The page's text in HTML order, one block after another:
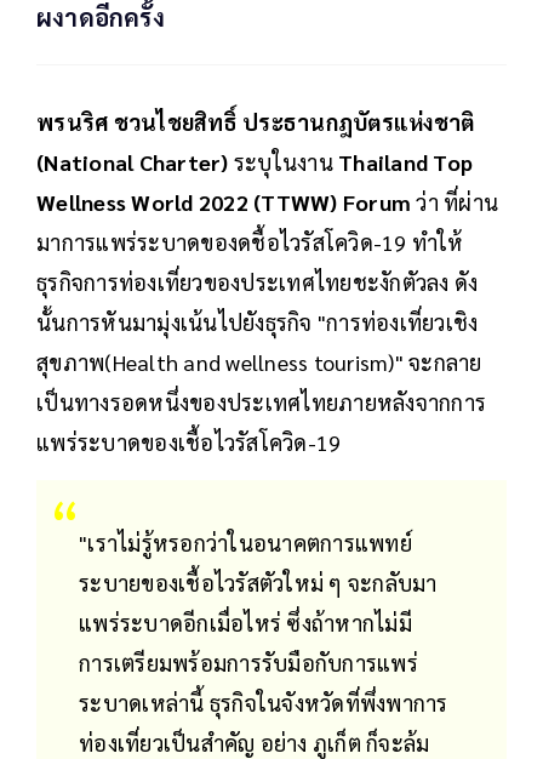
ผงาดอีกครั้ง
พรนริศ ชวนไชยสิทธิ์ ประธานกฎบัตรแห่งชาติ
(National Charter) ระบุในงาน Thailand Top
Wellness World 2022 (TTWW) Forum ว่า ที่ผ่าน
มาการแพร่ระบาดของดชื้อไวรัสโควิด-19 ทำให้
ธุรกิจการท่องเที่ยวของประเทศไทยชะงักตัวลง ดัง
นั้นการหันมามุ่งเน้นไปยังธุรกิจ "การท่องเที่ยวเชิง
สุขภาพ(Health and wellness tourism)" จะกลาย
เป็นทางรอดหนึ่งของประเทศไทยภายหลังจากการ
แพร่ระบาดของเชื้อไวรัสโควิด-19
"เราไม่รู้หรอกว่าในอนาคตการแพทย์
ระบายของเชื้อไวรัสตัวใหม่ ๆ จะกลับมา
แพร่ระบาดอีกเมื่อไหร่ ซึ่งถ้าหากไม่มี
การเตรียมพร้อมการรับมือกับการแพร่
ระบาดเหล่านี้ ธุรกิจในจังหวัดที่พึ่งพาการ
ท่องเที่ยวเป็นสำคัญ อย่าง ภูเก็ต ก็จะล้ม